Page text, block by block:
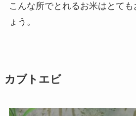
こんな所でとれるお米はとて
ょう。
カブトエビ